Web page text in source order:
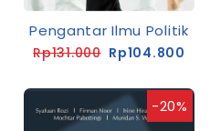
Pengantar Ilmu Politik
Rp131.000 Rp104.800
-20%